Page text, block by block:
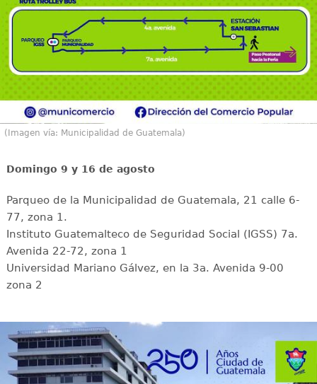
(Imagen vía: Municipalidad de Guatemala)
Domingo 9 y 16 de agosto
Parqueo de la Municipalidad de Guatemala, 21 calle 6-
77, zona 1.
Instituto Guatemalteco de Seguridad Social (IGSS) 7a.
Avenida 22-72, zona 1
Universidad Mariano Gálvez, en la 3a. Avenida 9-00
zona 2